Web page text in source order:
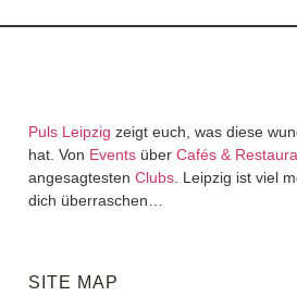
Puls Leipzig zeigt euch, was diese
hat. Von Events über Cafés &
angesagtesten Clubs . Leipzig ist viel
dich überraschen…
SITE MAP